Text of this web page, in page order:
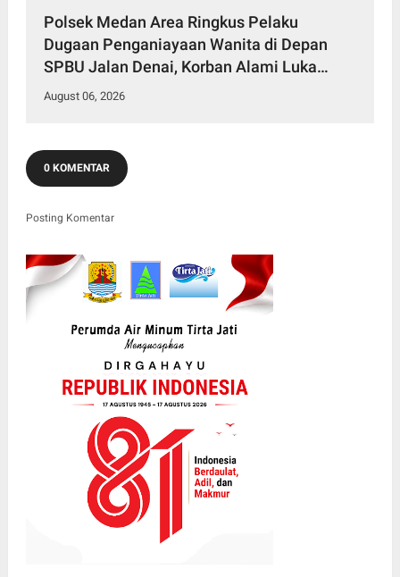
Polsek Medan Area Ringkus Pelaku
Dugaan Penganiayaan Wanita di Depan
SPBU Jalan Denai, Korban Alami Luka
Memar
August 06, 2026
0 KOMENTAR
Posting Komentar